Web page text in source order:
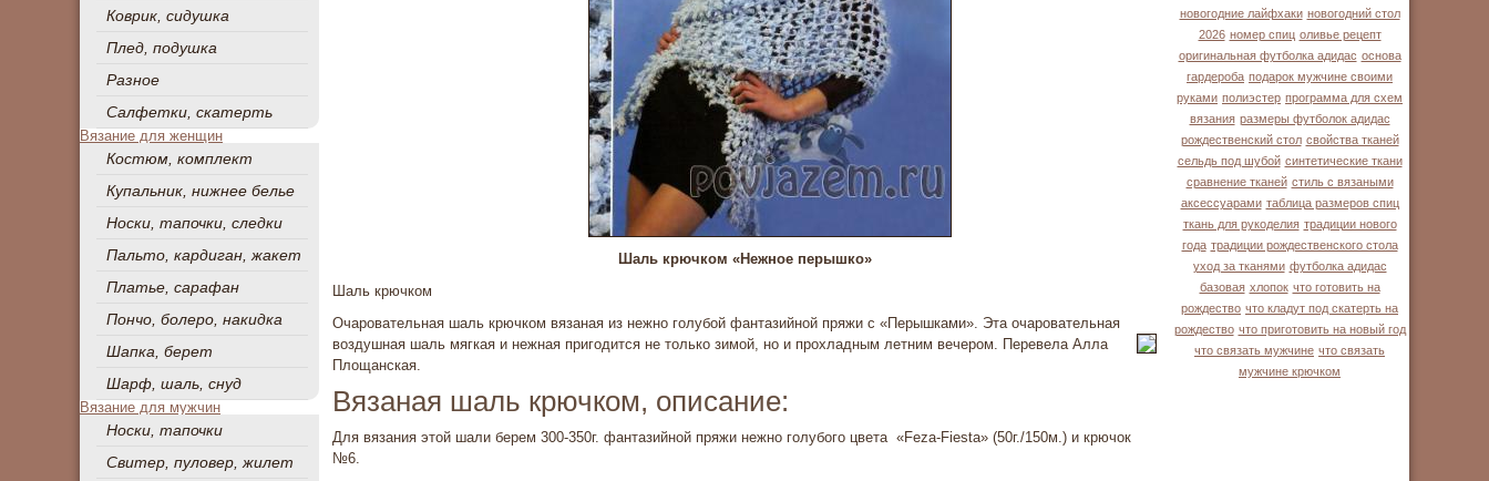
Коврик, сидушка
Плед, подушка
Разное
Салфетки, скатерть
Вязание для женщин
Костюм, комплект
Купальник, нижнее белье
Носки, тапочки, следки
Пальто, кардиган, жакет
Платье, сарафан
Пончо, болеро, накидка
Шапка, берет
Шарф, шаль, снуд
Вязание для мужчин
Носки, тапочки
Свитер, пуловер, жилет
Шаль крючком «Нежное перышко»
Шаль крючком
Очаровательная шаль крючком вязаная из нежно голубой фантазийной пряжи с «Перышками». Эта очаровательная
воздушная шаль мягкая и нежная пригодится не только зимой, но и прохладным летним вечером. Перевела Алла
Площанская.
Вязаная шаль крючком, описание:
Для вязания этой шали берем 300-350г. фантазийной пряжи нежно голубого цвета «Feza-Fiesta» (50г./150м.) и крючок
№6.
новогодние лайфхаки новогодний стол
2026 номер спиц оливье рецепт
оригинальная футболка адидас основа
гардероба подарок мужчине своими
руками полиэстер программа для схем
вязания размеры футболок адидас
рождественский стол свойства тканей
сельдь под шубой синтетические ткани
сравнение тканей стиль с вязаными
аксессуарами таблица размеров спиц
ткань для рукоделия традиции нового
года традиции рождественского стола
уход за тканями футболка адидас
базовая хлопок что готовить на
рождество что кладут под скатерть на
рождество что приготовить на новый год
что связать мужчине что связать
мужчине крючком